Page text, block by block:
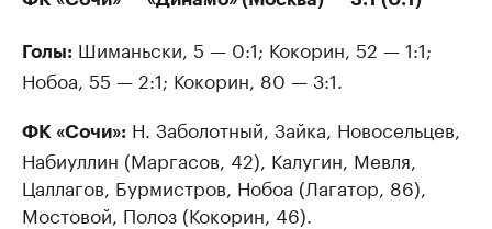
Голы: Шиманьски, 5 — 0:1; Кокорин, 52 — 1:1;
Нобоа, 55 — 2:1; Кокорин, 80 — 3:1.
ФК «Сочи»: Н. Заболотный, Зайка, Новосельцев,
Набиуллин (Маргасов, 42), Калугин, Мевля,
Цаллагов, Бурмистров, Нобоа (Лагатор, 86),
Мостовой, Полоз (Кокорин, 46).